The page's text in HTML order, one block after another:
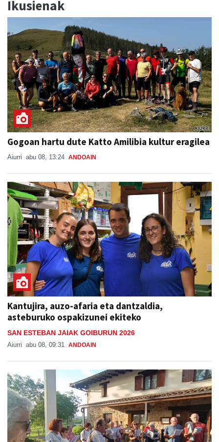
Ikusienak
Gogoan hartu dute Katto Amilibia kultur eragilea
Aiurri abu 08, 13:24 ANDOAIN
Kantujira, auzo-afaria eta dantzaldia,
asteburuko ospakizunei ekiteko
SAN ESTEBAN JAIAK GOIBURUN 2026
Aiurri abu 08, 09:31 ANDOAIN